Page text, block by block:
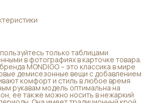
только таблицами
в фотографиях в карточке товара.
MONDIGO – это классика в мире
демисезонные вещи с добавлением
комфорт и стиль в любое время
рукавам модель оптимальна на
ее также можно носить в нежаркий